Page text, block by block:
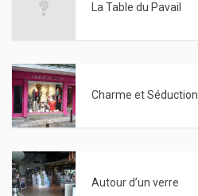
La Table du Pavail
Charme et Séduction
Autour d’un verre